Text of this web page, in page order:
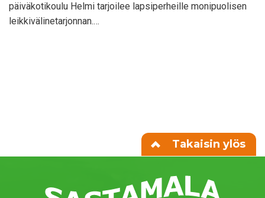
päiväkotikoulu Helmi tarjoilee lapsiperheille monipuolisen
leikkivälinetarjonnan.…
Takaisin ylös